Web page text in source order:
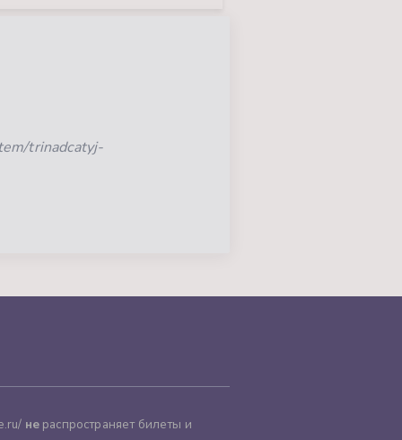
trinadcatyj-
нераспространяет билеты и